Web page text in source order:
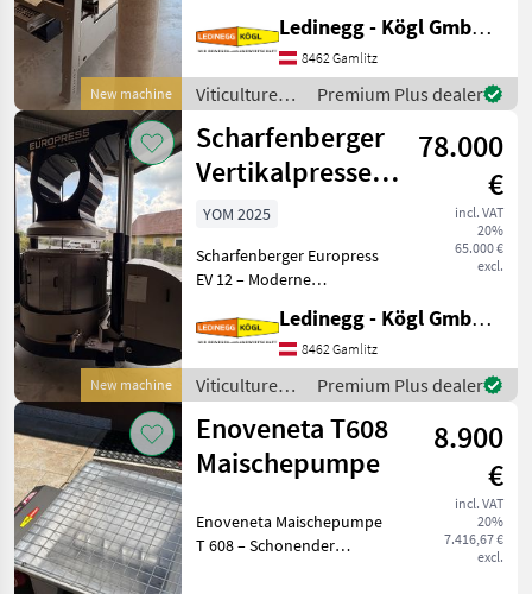
New machine
Quetschwalze – Präzision
und Flexibilität für die
Traubenverarbeitung -
Vorführmaschine
Beschreibung:
Ledinegg - Kögl GmbH - Obst- und Weinbautechnik
8462 Gamlitz
Viticulture
equipment /
Scharfenberger
Premium Plus dealer
New machine
Scharfenberger
Vertikalpresse
EV 12
78.000
€
incl. VAT
20%
65.000 €
excl.
YOM 2025
Scharfenberger Europress
EV 12 – Moderne
für hochwertige
Weinverarbeitung
Beschreibung: Die
Scharfenberger Europress
EV 12 ist eine h
Ledinegg - Kögl GmbH - Obst- und Weinbautechnik
8462 Gamlitz
Viticulture
equipment /
Scharfenberger
Premium Plus dealer
Enoveneta T608
Maischepumpe
8.900
€
incl. VAT
20%
7.416,67 €
excl.
Enoveneta Maischepumpe
T 608 – Schonender